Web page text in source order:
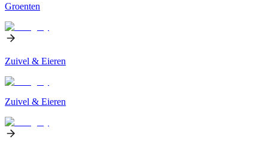
Groenten
Zuivel & Eieren
Zuivel & Eieren